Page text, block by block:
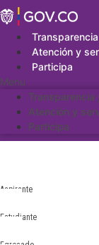
Saltar
al
contenido
Atención y
Participa
Menu
Transparencia
Atención y
Participa
Aspirante
Estudiante